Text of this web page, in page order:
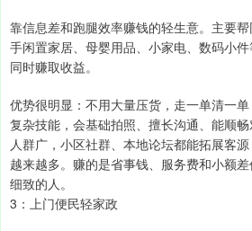
靠信息差和跑腿效率赚钱的轻生意。主要
手闲置家居、母婴用品、小家电、数码小
同时赚取收益。
优势很明显：不用大量压货，走一单清一
复杂技能，会基础拍照、擅长沟通、能顺
人群广，小区社群、本地论坛都能拓展客
越来越多。赚的是省事钱、服务费和小额
细致的人。
3：上门便民轻家政